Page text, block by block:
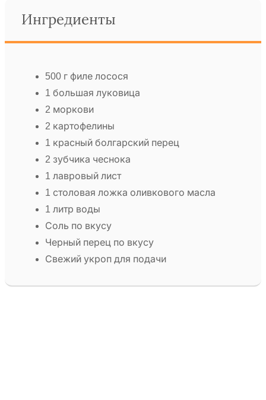
Ингредиенты
500 г филе лосося
1 большая луковица
2 моркови
2 картофелины
1 красный болгарский перец
2 зубчика чеснока
1 лавровый лист
1 столовая ложка оливкового масла
1 литр воды
Соль по вкусу
Черный перец по вкусу
Свежий укроп для подачи